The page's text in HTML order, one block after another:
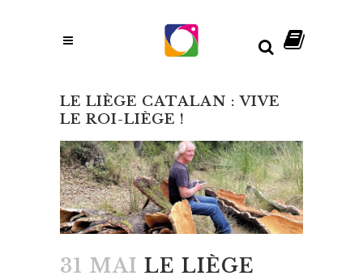
LE LIÈGE CATALAN : VIVE
LE ROI-LIÈGE !
31 MAI LE LIÈGE